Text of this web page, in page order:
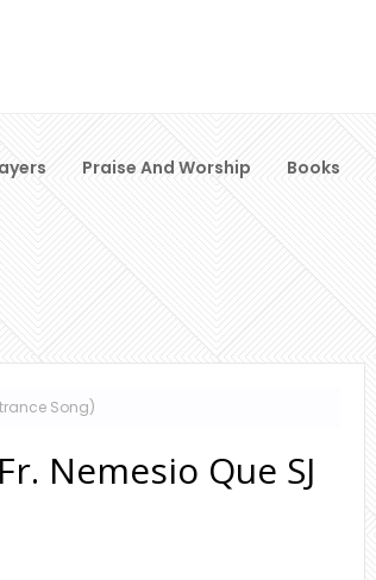
Praise And Worship Books
Song)
Nemesio Que SJ